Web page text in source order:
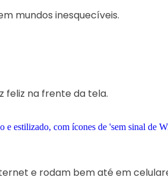
mundos inesquecíveis.
feliz na frente da tela.
e rodam bem até em